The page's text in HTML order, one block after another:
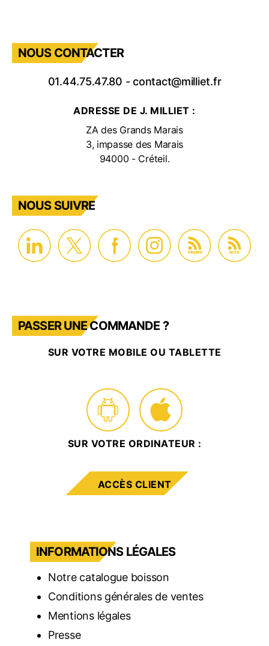
NOUS CONTACTER
01.44.75.47.80 -contact@milliet.fr
ADRESSE DE J. MILLIET :
ZA des Grands Marais
3, impasse des Marais
94000 - Créteil.
NOUS SUIVRE
PROMO ACTU
PASSER UNE COMMANDE ?
SUR VOTRE MOBILE OU TABLETTE
SUR VOTRE ORDINATEUR :
ACCÈS CLIENT
INFORMATIONS LÉGALES
Notre catalogue boisson
Conditions générales de ventes
Mentions légales
Presse